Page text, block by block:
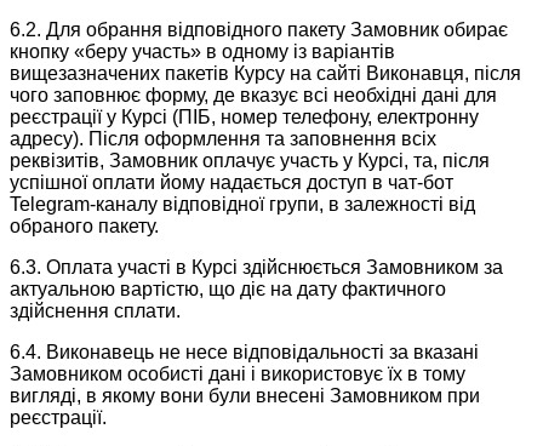
6.2. Для обрання відповідного пакету Замовник обирає
кнопку «беру участь» в одному із варіантів
вищезазначених пакетів Курсу на сайті Виконавця, після
чого заповнює форму, де вказує всі необхідні дані для
реєстрації у Курсі (ПІБ, номер телефону, електронну
адресу). Після оформлення та заповнення всіх
реквізитів, Замовник оплачує участь у Курсі, та, після
успішної оплати йому надається доступ в чат-бот
Telegram-каналу відповідної групи, в залежності від
обраного пакету.
6.3. Оплата участі в Курсі здійснюється Замовником за
актуальною вартістю, що діє на дату фактичного
здійснення сплати.
6.4. Виконавець не несе відповідальності за вказані
Замовником особисті дані і використовує їх в тому
вигляді, в якому вони були внесені Замовником при
реєстрації.